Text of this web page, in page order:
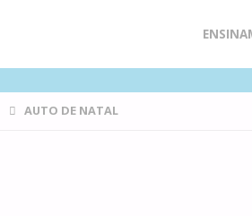
to
AUTO DE NATAL